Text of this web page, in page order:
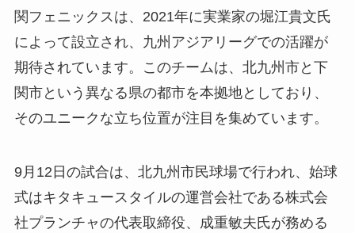
関フェニックスは、2021年に実業家の堀江貴文氏
によって設立され、九州アジアリーグでの活躍が
期待されています。このチームは、北九州市と下
関市という異なる県の都市を本拠地としており、
そのユニークな立ち位置が注目を集めています。
9月12日の試合は、北九州市民球場で行われ、始球
式はキタキュースタイルの運営会社である株式会
社プランチャの代表取締役、成重敏夫氏が務める